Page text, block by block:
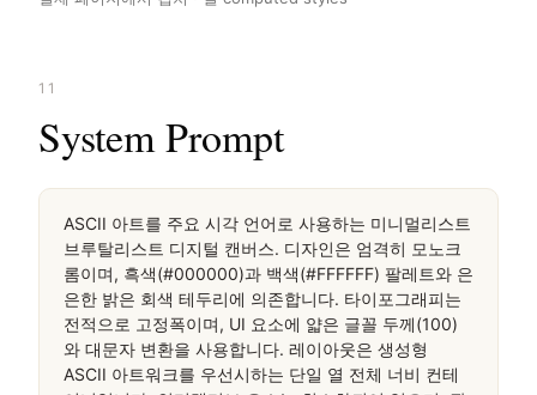
桌面滚动分段（90% viewport 步进，作为视觉证据）
桌面滚动分段（90% viewport 步进，作为视觉证据）
桌面滚动分段（90% viewport 步进，作为视觉证据）
移动首屏
실제 페이지에서 캡처 · 실 computed styles